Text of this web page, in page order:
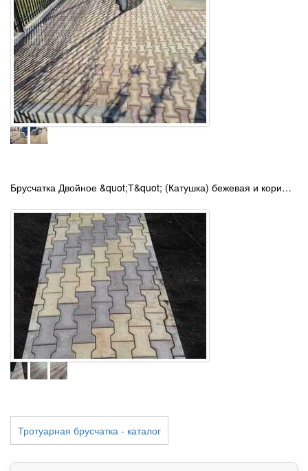
Брусчатка Двойное &quot;Т&quot; (Катушка) бежевая и кори…
Тротуарная брусчатка - каталог